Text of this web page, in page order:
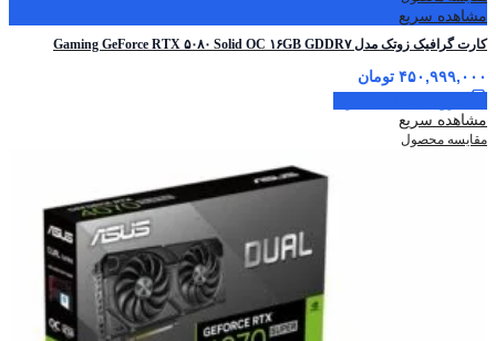
مشاهده سریع
کارت گرافیک زوتک مدل Gaming GeForce RTX ۵۰۸۰ Solid OC ۱۶GB GDDR۷
۴۵۰,۹۹۹,۰۰۰ تومان
مشاهده سریع
مقایسه محصول